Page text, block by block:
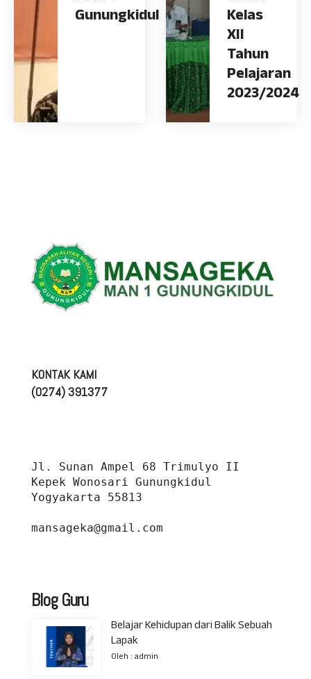
Gunungkidul Kelas
XII
Tahun
Pelajaran
2023/2024
KONTAK KAMI
(0274) 391377
Jl. Sunan Ampel 68 Trimulyo II
Kepek Wonosari Gunungkidul
Yogyakarta 55813
mansageka@gmail.com
Blog Guru
Belajar Kehidupan dari Balik Sebuah
Lapak
Oleh : admin